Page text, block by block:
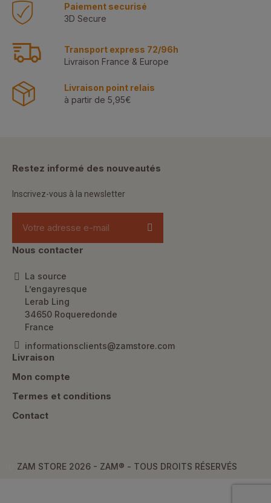
Paiement securisé
3D Secure
Transport express 72/96h
Livraison France & Europe
Livraison point relais
à partir de 5,95€
Restez informé des nouveautés
Inscrivez-vous à la newsletter
Nous contacter
La source
L’engayresque
Lerab Ling
34650 Roqueredonde
France
informationsclients@zamstore.com
Livraison
Mon compte
Termes et conditions
Contact
ZAM STORE 2026 - ZAM® - TOUS DROITS RÉSERVÉS